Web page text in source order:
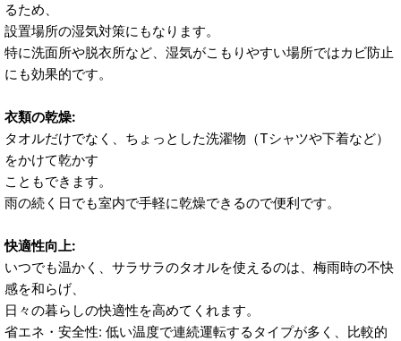
るため、
設置場所の湿気対策にもなります。
特に洗面所や脱衣所など、湿気がこもりやすい場所ではカビ防止
にも効果的です。
衣類の乾燥:
タオルだけでなく、ちょっとした洗濯物（Tシャツや下着など）
をかけて乾かす
こともできます。
雨の続く日でも室内で手軽に乾燥できるので便利です。
快適性向上:
いつでも温かく、サラサラのタオルを使えるのは、梅雨時の不快
感を和らげ、
日々の暮らしの快適性を高めてくれます。
省エネ・安全性: 低い温度で連続運転するタイプが多く、比較的